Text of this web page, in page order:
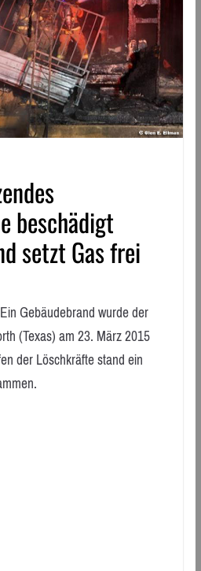
beschädigt
setzt Gas frei
Gebäudebrand wurde der
(Texas) am 23. März 2015
der Löschkräfte stand ein